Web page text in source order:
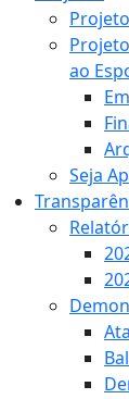
ao
Seja